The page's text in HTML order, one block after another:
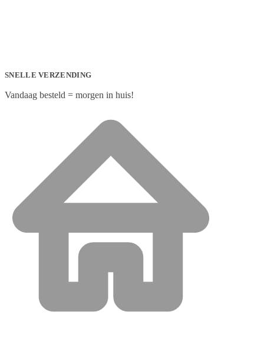
SNELLE VERZENDING
Vandaag besteld = morgen in huis!